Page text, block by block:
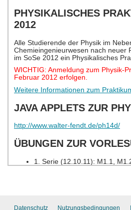
Datenschutz Nutzungsbedingungen